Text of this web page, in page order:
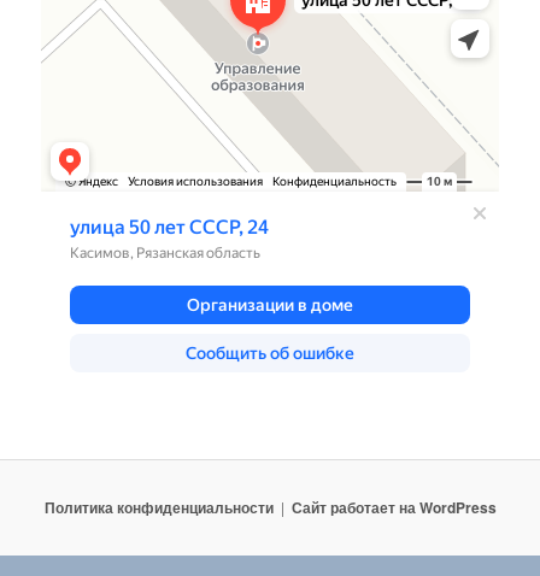
Политика конфиденциальности Сайт работает на WordPress